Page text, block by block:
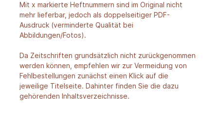
Mit x markierte Heftnummern sind im Original nicht
mehr lieferbar, jedoch als doppelseitiger PDF-
Ausdruck (verminderte Qualität bei
Abbildungen/Fotos).
Da Zeitschriften grundsätzlich nicht zurückgenommen
werden können, empfehlen wir zur Vermeidung von
Fehlbestellungen zunächst einen Klick auf die
jeweilige Titelseite. Dahinter finden Sie die dazu
gehörenden Inhaltsverzeichnisse.